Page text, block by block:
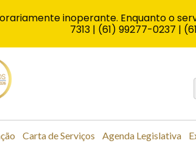
Carta de Serviços Agenda Legislativa
inoperante. Enquanto o
7313 | (61) 99277-0237 |